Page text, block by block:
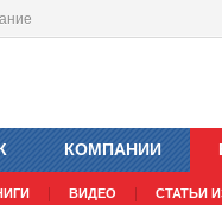
КОМПАНИИ
ВИДЕО СТАТЬИ